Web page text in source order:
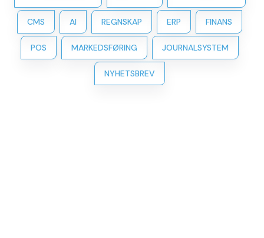
CMS AI REGNSKAP ERP FINANS
POS MARKEDSFØRING JOURNALSYSTEM
NYHETSBREV